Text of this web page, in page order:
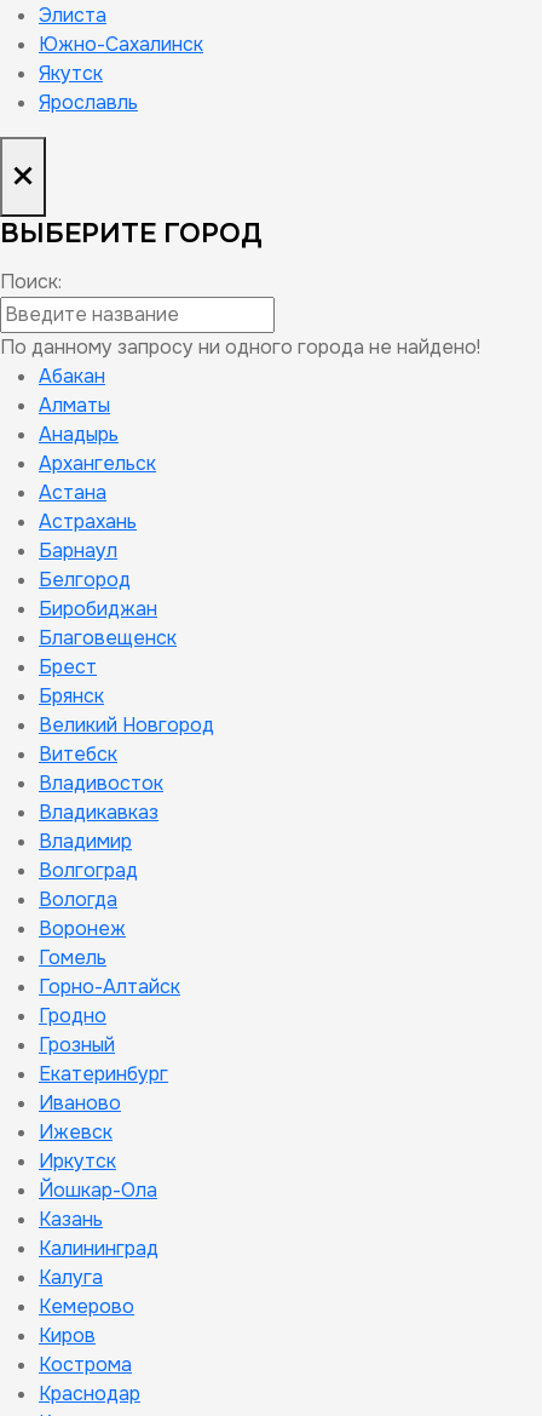
Элиста
Южно-Сахалинск
Якутск
Ярославль
×
ВЫБЕРИТЕ ГОРОД
Поиск:
По данному запросу ни одного города не найдено!
Абакан
Алматы
Анадырь
Архангельск
Астана
Астрахань
Барнаул
Белгород
Биробиджан
Благовещенск
Брест
Брянск
Великий Новгород
Витебск
Владивосток
Владикавказ
Владимир
Волгоград
Вологда
Воронеж
Гомель
Горно-Алтайск
Гродно
Грозный
Екатеринбург
Иваново
Ижевск
Иркутск
Йошкар-Ола
Казань
Калининград
Калуга
Кемерово
Киров
Кострома
Краснодар